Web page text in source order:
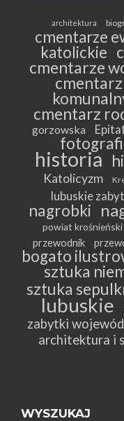
architektura
cmentarze
katolickie
cmentarze
cmentarz
gorzowska
historia
Katolicyzm
lubuskie
nagrobki
powiat krośnieński
przewodnik
bogato
sztuka
sztuka
lubuskie
zabytki
architektura i
WYSZUKAJ